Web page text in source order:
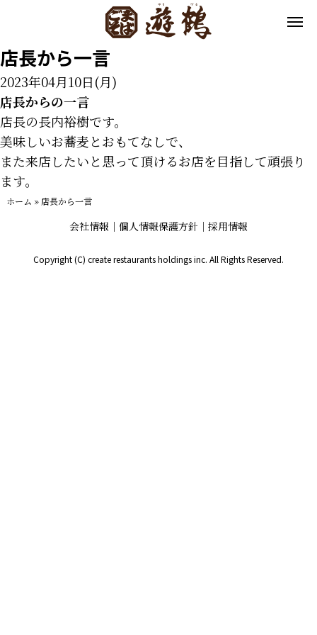
店長から一言
2023年04月10日(月)
店長からの一言
店長の長内裕樹です。
美味しいお蕎麦とおもてなしで、
また来店したいと思って頂けるお店を目指して頑張り
ます。
ホーム » 店長から一言
会社情報 個人情報保護方針 採用情報
Copyright (C) create restaurants holdings inc. All Rights Reserved.